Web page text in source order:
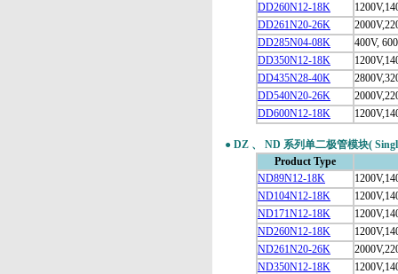
DD260N12-18K
DD261N20-26K
DD285N04-08K
400V,
DD350N12-18K
DD435N28-40K
DD540N20-26K
DD600N12-18K
● DZ 、 ND 系列单二极管模块(
Product Type
ND89N12-18K
ND104N12-18K
ND171N12-18K
ND260N12-18K
ND261N20-26K
ND350N12-18K